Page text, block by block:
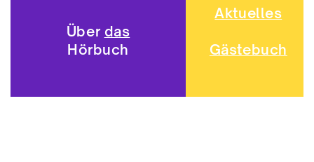
Über das
Hörbuch
Aktuelles
Gästebuch